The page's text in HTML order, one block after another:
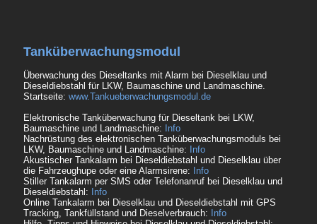
Tanküberwachungsmodul
Überwachung des Dieseltanks mit Alarm bei Dieselklau und
Dieseldiebstahl für LKW, Baumaschine und Landmaschine.
Startseite: www.Tankueberwachungsmodul.de
Elektronische Tanküberwachung für Dieseltank bei LKW,
Baumaschine und Landmaschine:
Info
Nachrüstung des elektronischen Tanküberwachungsmoduls bei
LKW, Baumaschine und Landmaschine:
Info
Akustischer Tankalarm bei Dieseldiebstahl und Dieselklau über
die Fahrzeughupe oder eine Alarmsirene:
Info
Stiller Tankalarm per SMS oder Telefonanruf bei Dieselklau und
Dieseldiebstahl:
Info
Online Tankalarm bei Dieselklau und Dieseldiebstahl mit GPS
Tracking, Tankfüllstand und Dieselverbrauch:
Info